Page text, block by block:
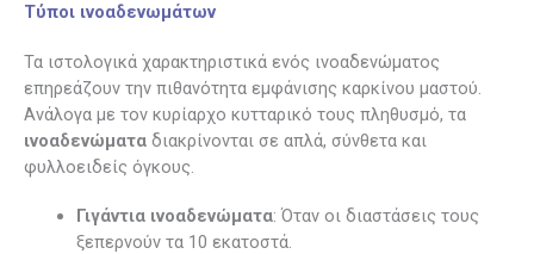
Τύποι ινοαδενωμάτων
Τα ιστολογικά χαρακτηριστικά ενός ινοαδενώματος
επηρεάζουν την πιθανότητα εμφάνισης καρκίνου μαστού.
Ανάλογα με τον κυρίαρχο κυτταρικό τους πληθυσμό, τα
ινοαδενώματα διακρίνονται σε απλά, σύνθετα και
φυλλοειδείς όγκους.
Γιγάντια ινοαδενώματα: Όταν οι διαστάσεις τους
ξεπερνούν τα 10 εκατοστά.